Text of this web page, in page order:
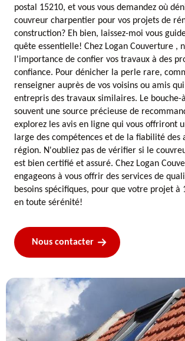
postal 15210, et vous vous demandez où
couvreur charpentier pour vos projets de
construction? Eh bien, laissez-moi vous
quête essentielle! Chez Logan Couverture ,
l'importance de confier vos travaux à des
confiance. Pour dénicher la perle rare,
renseigner auprès de vos voisins ou amis
entrepris des travaux similaires. Le bouche-
souvent une source précieuse de
explorez les avis en ligne qui vous offriront
large des compétences et de la fiabilité des
région. N'oubliez pas de vérifier si le
est bien certifié et assuré. Chez Logan
engageons à vous offrir des services de
besoins spécifiques, pour que votre projet à
en toute sérénité!
Nous contacter